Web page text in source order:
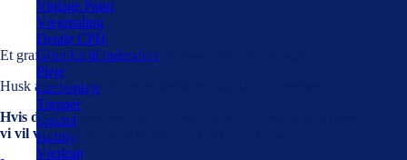
Vintage Paint
Vægmaling
Detale CPH
Grunder til indendørs
Pleje
Læderpleje
Tæpper
Spartel
Hobby
Værktøj
Et grafisk tapet i en lyserød/lys rosa farve fra Eijfinger.
Husk at tage højde for mønstertilpasning når du bestiller
Hvis du er i tvivl om mål og antal ruller du skal bruge, eller har
vi vil være klar til at svarer på dine spørgsmål.